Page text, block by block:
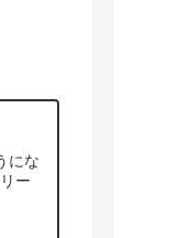
にな
ー